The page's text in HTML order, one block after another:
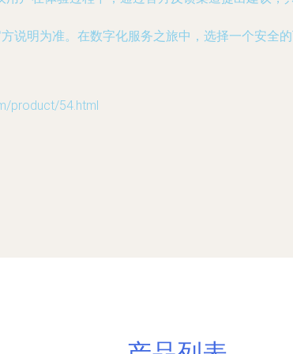
说明为准。在数字化服务之旅中，选择一个安全
product/54.html